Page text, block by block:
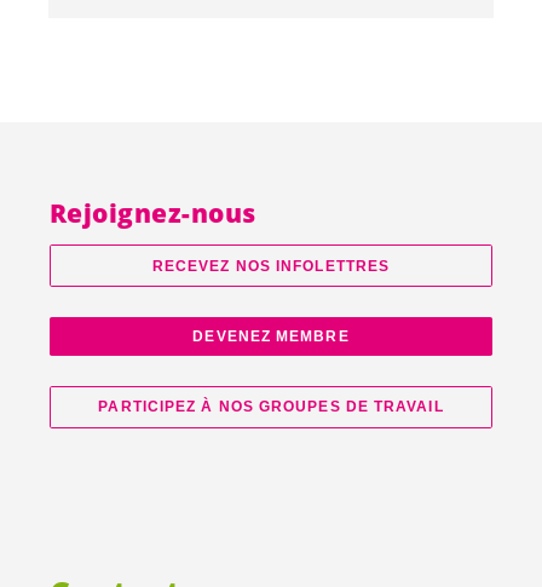
Rejoignez-nous
RECEVEZ NOS INFOLETTRES
DEVENEZ MEMBRE
PARTICIPEZ À NOS GROUPES DE TRAVAIL